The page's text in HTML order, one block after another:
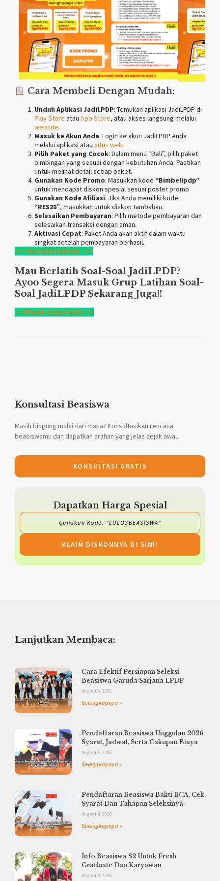
Konsultasi Beasiswa
Masih bingung mulai dari mana? Konsultasikan rencana
beasiswamu dan dapatkan arahan yang jelas sejak awal.
KONSULTASI GRATIS
Dapatkan Harga Spesial
Gunakan Kode: "LOLOSBEASISWA"
KLAIM DISKONNYA DI SINI!
Cara Membeli Dengan Mudah:
Unduh Aplikasi JadiLPDP: Temukan aplikasi JadiLPDP di
Play Store atau App Store, atau akses langsung melalui
website.
Masuk ke Akun Anda: Login ke akun JadiLPDP Anda
melalui aplikasi atau situs web.
Pilih Paket yang Cocok: Dalam menu “Beli”, pilih paket
bimbingan yang sesuai dengan kebutuhan Anda. Pastikan
untuk melihat detail setiap paket.
Gunakan Kode Promo: Masukkan kode “Bimbellpdp”
untuk mendapat diskon spesial sesuai poster promo
Gunakan Kode Afiliasi: Jika Anda memiliki kode
“RES26”, masukkan untuk diskon tambahan.
Selesaikan Pembayaran: Pilih metode pembayaran dan
selesaikan transaksi dengan aman.
Aktivasi Cepat: Paket Anda akan aktif dalam waktu
singkat setelah pembayaran berhasil.
>>> Download Disini <<<
Mau Berlatih Soal-Soal JadiLPDP?
Ayoo Segera Masuk Grup Latihan Soal-
Soal JadiLPDP Sekarang Juga!!
>> Masuk Grup Gratis <<
Lanjutkan Membaca:
Cara Efektif Persiapan Seleksi
Beasiswa Garuda Sarjana LPDP
August 6, 2026
Selengkapnya »
Pendaftaran Beasiswa Unggulan 2026
Syarat, Jadwal, Serta Cakupan Biaya
August 5, 2026
Selengkapnya »
Pendaftaran Beasiswa Bakti BCA, Cek
Syarat Dan Tahapan Seleksinya
August 4, 2026
Selengkapnya »
Info Beasiswa S2 Untuk Fresh
Graduate Dan Karyawan
August 3, 2026